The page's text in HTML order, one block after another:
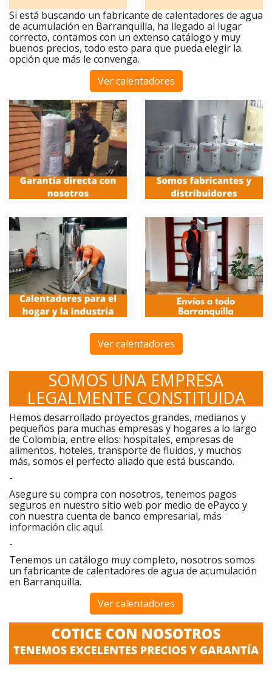
Si está buscando un fabricante de calentadores de agua
de acumulación en Barranquilla, ha llegado al lugar
correcto, contamos con un extenso catálogo y muy
buenos precios, todo esto para que pueda elegir la
opción que más le convenga.
Ver calentadores
Ver calentadores
SOMOS UNA EMPRESA
LEGALMENTE CONSTITUIDA
Hemos desarrollado proyectos grandes, medianos y
pequeños para muchas empresas y hogares a lo largo
de Colombia, entre ellos: hospitales, empresas de
alimentos, hoteles, transporte de fluidos, y muchos
más, somos el perfecto aliado que está buscando.
-
Asegure su compra con nosotros, tenemos pagos
seguros en nuestro sitio web por medio de ePayco y
con nuestra cuenta de banco empresarial, más
información clic aquí.
-
Tenemos un catálogo muy completo, nosotros somos
un fabricante de calentadores de agua de acumulación
en Barranquilla.
Ver calentadores